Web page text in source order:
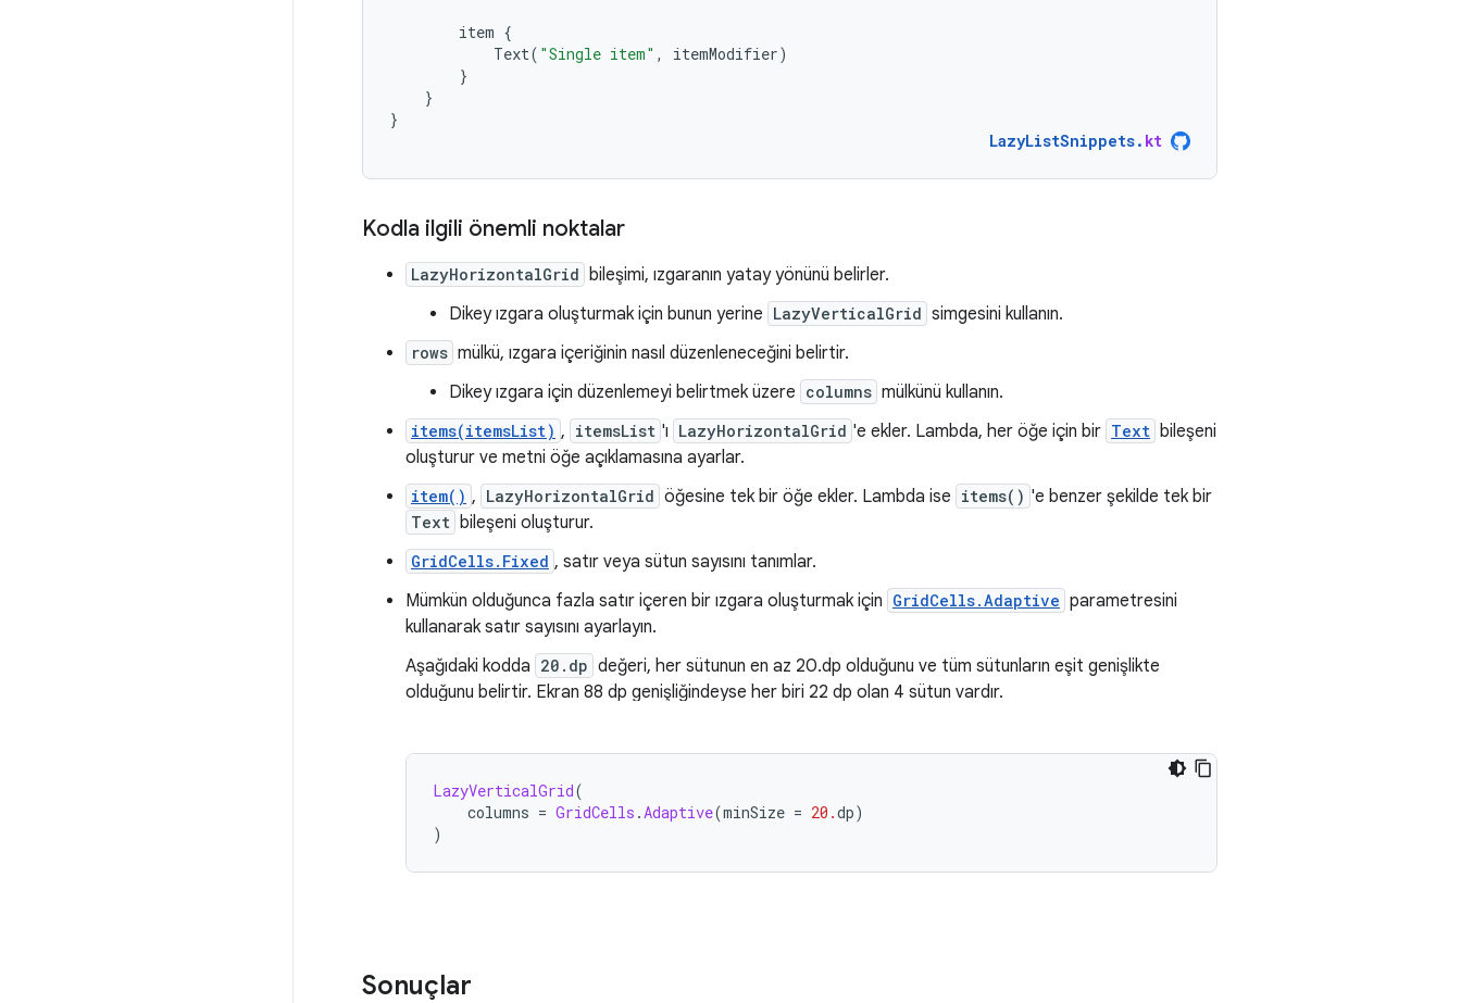
item {
Text( "Single item" , itemModifier)
}
}
}
LazyListSnippets. kt
Kodla ilgili önemli noktalar
LazyHorizontalGrid bileşimi, ızgaranın yatay yönünü belirler.
Dikey ızgara oluşturmak için bunun yerine LazyVerticalGrid simgesini kullanın.
rows mülkü, ızgara içeriğinin nasıl düzenleneceğini belirtir.
Dikey ızgara için düzenlemeyi belirtmek üzere columns mülkünü kullanın.
items(itemsList) , itemsList 'ı LazyHorizontalGrid 'e ekler. Lambda, her öğe için bir Text bileşeni
oluşturur ve metni öğe açıklamasına ayarlar.
item() , LazyHorizontalGrid öğesine tek bir öğe ekler. Lambda ise items() 'e benzer şekilde tek bir
Text bileşeni oluşturur.
GridCells.Fixed , satır veya sütun sayısını tanımlar.
Mümkün olduğunca fazla satır içeren bir ızgara oluşturmak için GridCells.Adaptive parametresini
kullanarak satır sayısını ayarlayın.
Aşağıdaki kodda 20.dp değeri, her sütunun en az 20.dp olduğunu ve tüm sütunların eşit genişlikte
olduğunu belirtir. Ekran 88 dp genişliğindeyse her biri 22 dp olan 4 sütun vardır.
Sonuçlar